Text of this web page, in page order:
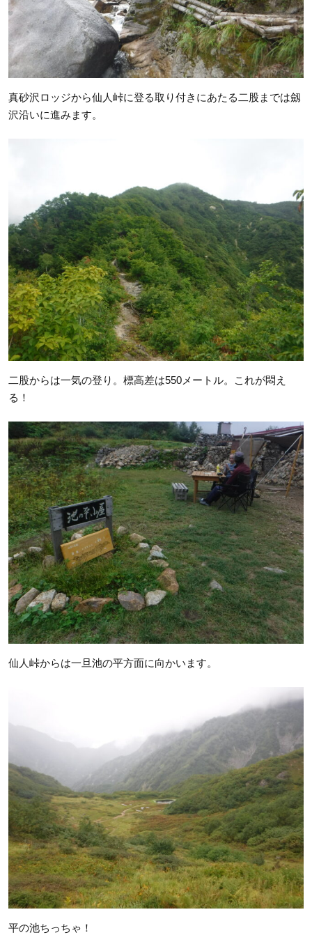
真砂沢ロッジから仙人峠に登る取り付きにあたる二股までは劔
沢沿いに進みます。
二股からは一気の登り。標高差は550メートル。これが悶え
る！
仙人峠からは一旦池の平方面に向かいます。
平の池ちっちゃ！